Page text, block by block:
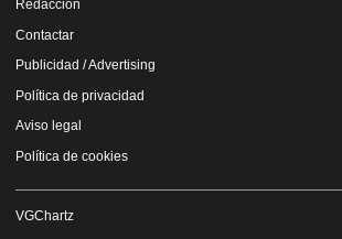
Redacción
Contactar
Publicidad / Advertising
Política de privacidad
Aviso legal
Política de cookies
VGChartz